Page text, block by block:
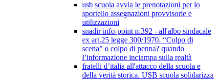
usb scuola avvia le prenotazioni per lo
sportello assegnazioni provvisorie e
utilizzazioni
snadir info-point n.392 - all'albo sindacale
ex art.25 legge 300/1970. “Colpo di
scena” o colpo di penna? quando
l’informazione inciampa sulla realtà
fratelli d’italia all'attacco della scuola e
della verità storica. USB scuola solidarizza